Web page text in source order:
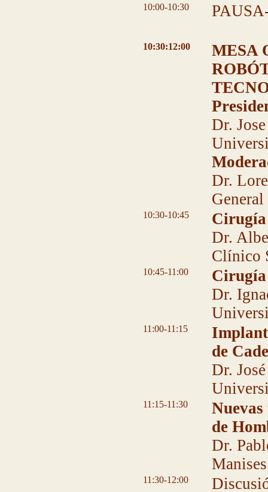
10:00-10:30
10:30:12:00
MESA
Dr.
Dr.
10:30-10:45
Cirugía
Dr.
Clínico
10:45-11:00
Dr.
11:00-11:15
de
Dr.
11:15-11:30
de
Dr.
11:30-12:00